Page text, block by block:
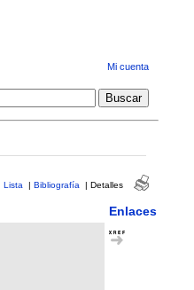
Mi cuenta
Lista | Bibliografía | Detalles
Enlaces